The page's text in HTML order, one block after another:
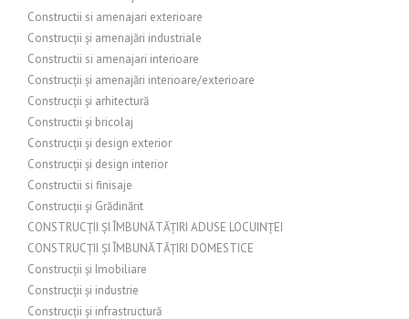
Constructii si amenajari exterioare
Construcții și amenajări industriale
Constructii si amenajari interioare
Construcții și amenajări interioare/exterioare
Construcții și arhitectură
Constructii și bricolaj
Construcții și design exterior
Construcții și design interior
Constructii si finisaje
Construcții și Grădinărit
CONSTRUCȚII ȘI ÎMBUNĂTĂȚIRI ADUSE LOCUINȚEI
CONSTRUCȚII ȘI ÎMBUNĂTĂȚIRI DOMESTICE
Construcții și Imobiliare
Construcții și industrie
Construcții și infrastructură